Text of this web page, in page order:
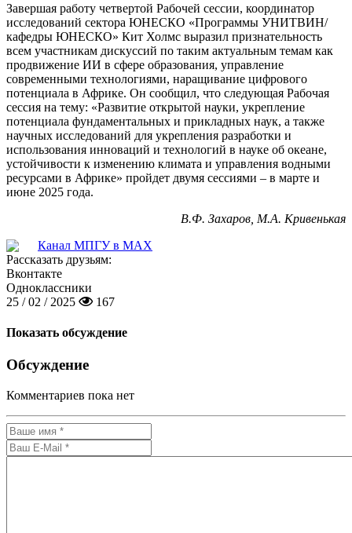
Завершая работу четвертой Рабочей сессии, координатор
исследований сектора ЮНЕСКО «Программы УНИТВИН/
кафедры ЮНЕСКО» Кит Холмс выразил признательность
всем участникам дискуссий по таким актуальным темам как
продвижение ИИ в сфере образования, управление
современными технологиями, наращивание цифрового
потенциала в Африке. Он сообщил, что следующая Рабочая
сессия на тему: «Развитие открытой науки, укрепление
потенциала фундаментальных и прикладных наук, а также
научных исследований для укрепления разработки и
использования инноваций и технологий в науке об океане,
устойчивости к изменению климата и управления водными
ресурсами в Африке» пройдет двумя сессиями – в марте и
июне 2025 года.
В.Ф. Захаров, М.А. Кривенькая
Канал МПГУ в MAX
Рассказать друзьям:
Вконтакте
Одноклассники
25 / 02 / 2025
167
Показать обсуждение
Обсуждение
Комментариев пока нет